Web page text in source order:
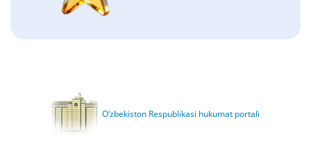
O‘zbekiston Respublikasi hukumat portali